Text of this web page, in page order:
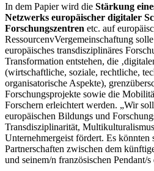
In dem Papier wird die Stärkung
Netzwerks europäischer digitaler
Forschungszentren etc. auf
Ressourcen­vVergemeinschaftung
europäisches transdisziplinäres
Transformation entstehen, die
(wirtschaftliche, soziale, rechtliche,
organisatorische Aspekte),
Forschungsprojekte sowie die
Forschern erleichtert werden. „Wir
europäischen Bildungs­ und
Transdisziplinarität,
Unternehmergeist fördert. Es könnten
Partnerschaften zwischen dem
und seinem/n französischen Pendant/s